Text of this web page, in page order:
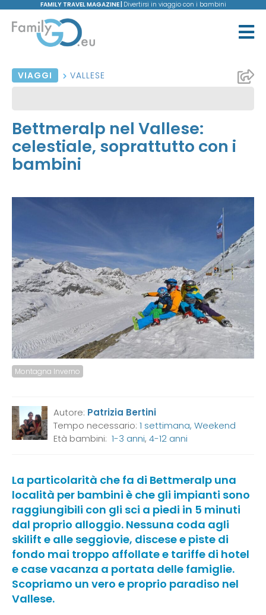
FAMILY TRAVEL MAGAZINE | Divertirsi in viaggio con i bambini
VIAGGI VALLESE
Bettmeralp nel Vallese:
celestiale, soprattutto con i
bambini
Montagna Inverno
Autore: Patrizia Bertini
Tempo necessario: 1 settimana, Weekend
Età bambini: 1-3 anni, 4-12 anni
La particolarità che fa di Bettmeralp una
località per bambini è che gli impianti sono
raggiungibili con gli sci a piedi in 5 minuti
dal proprio alloggio. Nessuna coda agli
skilift e alle seggiovie, discese e piste di
fondo mai troppo affollate e tariffe di hotel
e case vacanza a portata delle famiglie.
Scopriamo un vero e proprio paradiso nel
Vallese.